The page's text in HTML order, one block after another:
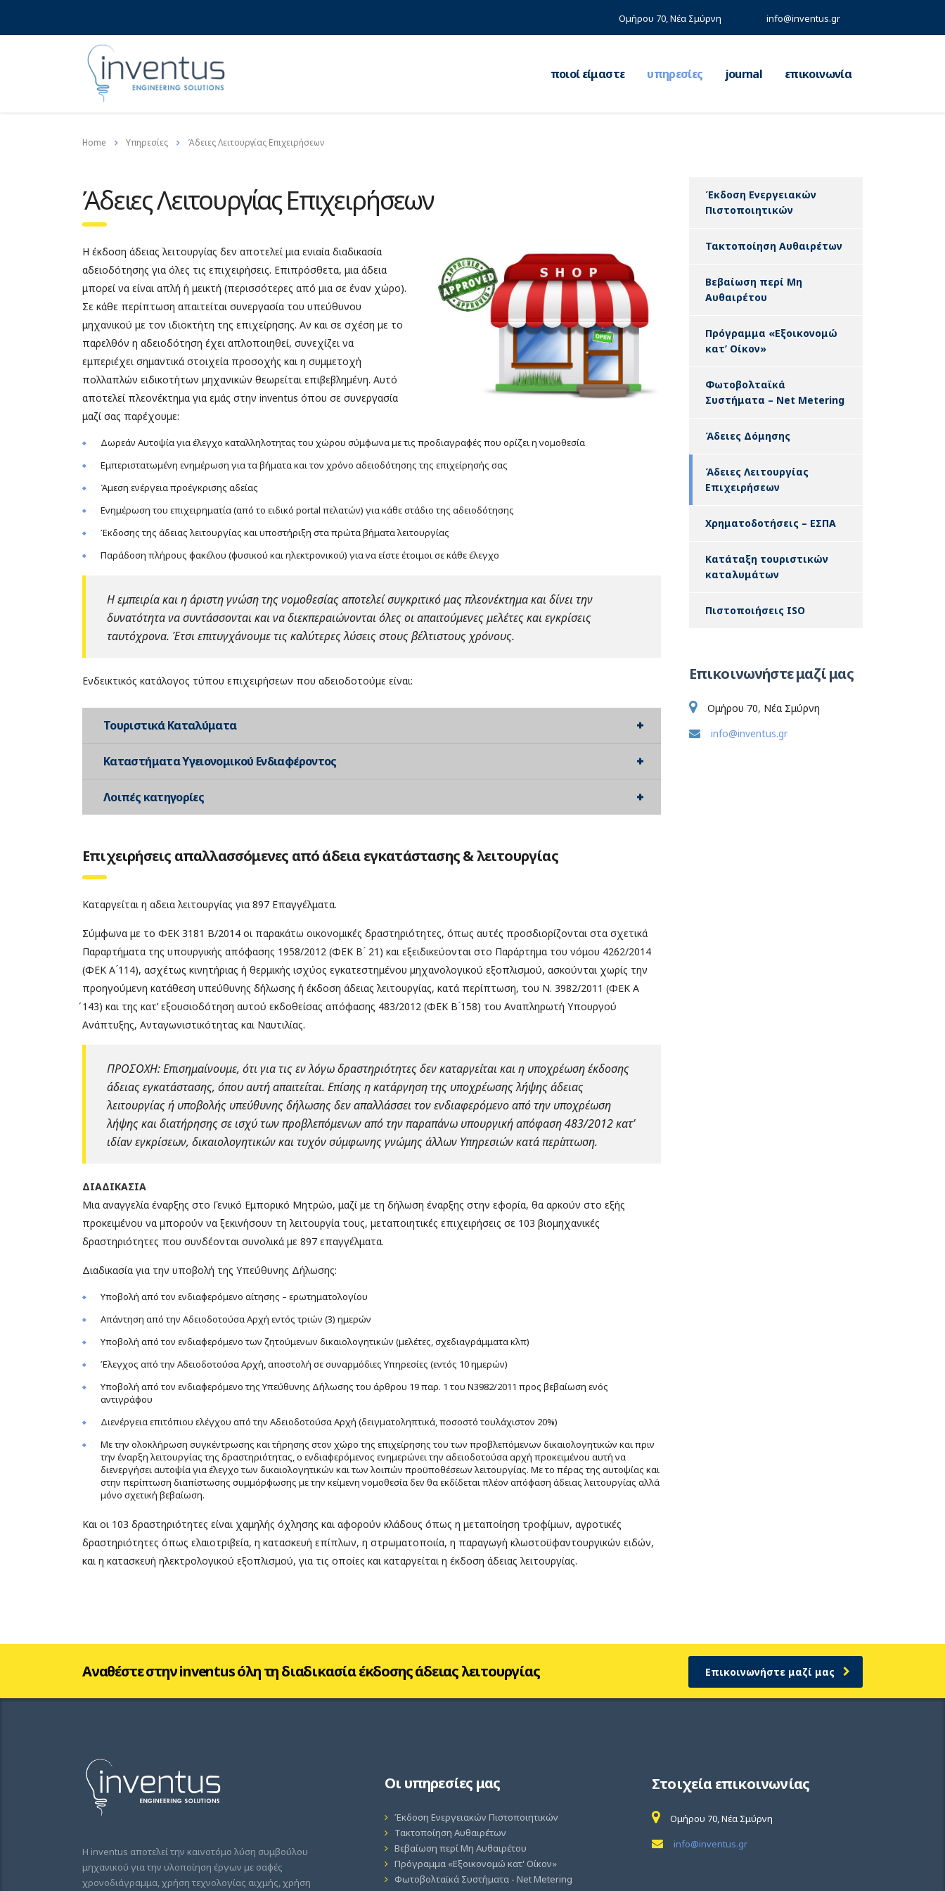
Ομήρου 70, Νέα Σμύρνη info@inventus.gr
ποιοί είμαστε υπηρεσίες journal επικοινωνία
Home Υπηρεσίες Άδειες Λειτουργίας Επιχειρήσεων
Άδειες Λειτουργίας Επιχειρήσεων
Η έκδοση άδειας λειτουργίας δεν αποτελεί μια ενιαία διαδικασία
αδειοδότησης για όλες τις επιχειρήσεις. Επιπρόσθετα, μια άδεια
μπορεί να είναι απλή ή μεικτή (περισσότερες από μια σε έναν χώρο).
Σε κάθε περίπτωση απαιτείται συνεργασία του υπεύθυνου
μηχανικού με τον ιδιοκτήτη της επιχείρησης. Αν και σε σχέση με το
παρελθόν η αδειοδότηση έχει απλοποιηθεί, συνεχίζει να
εμπεριέχει σημαντικά στοιχεία προσοχής και η συμμετοχή
πολλαπλών ειδικοτήτων μηχανικών θεωρείται επιβεβλημένη. Αυτό
αποτελεί πλεονέκτημα για εμάς στην inventus όπου σε συνεργασία
μαζί σας παρέχουμε:
Δωρεάν Αυτοψία για έλεγχο καταλληλοτητας του χώρου σύμφωνα με τις προδιαγραφές που ορίζει η νομοθεσία
Εμπεριστατωμένη ενημέρωση για τα βήματα και τον χρόνο αδειοδότησης της επιχείρησής σας
Άμεση ενέργεια προέγκρισης αδείας
Ενημέρωση του επιχειρηματία (από το ειδικό portal πελατών) για κάθε στάδιο της αδειοδότησης
Έκδοσης της άδειας λειτουργίας και υποστήριξη στα πρώτα βήματα λειτουργίας
Παράδοση πλήρους φακέλου (φυσικού και ηλεκτρονικού) για να είστε έτοιμοι σε κάθε έλεγχο
Η εμπειρία και η άριστη γνώση της νομοθεσίας αποτελεί συγκριτικό μας πλεονέκτημα και δίνει την
δυνατότητα να συντάσσονται και να διεκπεραιώνονται όλες οι απαιτούμενες μελέτες και εγκρίσεις
ταυτόχρονα. Έτσι επιτυγχάνουμε τις καλύτερες λύσεις στους βέλτιστους χρόνους.
Ενδεικτικός κατάλογος τύπου επιχειρήσεων που αδειοδοτούμε είναι:
Τουριστικά Καταλύματα
Καταστήματα Υγειονομικού Ενδιαφέροντος
Λοιπές κατηγορίες
Επιχειρήσεις απαλλασσόμενες από άδεια εγκατάστασης & λειτουργίας
Καταργείται η αδεια λειτουργίας για 897 Επαγγέλματα.
Σύμφωνα με το ΦΕΚ 3181 Β/2014 οι παρακάτω οικονομικές δραστηριότητες, όπως αυτές προσδιορίζονται στα σχετικά
Παραρτήματα της υπουργικής απόφασης 1958/2012 (ΦΕΚ Β ́ 21) και εξειδικεύονται στο Παράρτημα του νόμου 4262/2014
(ΦΕΚ Α ́114), ασχέτως κινητήριας ή θερμικής ισχύος εγκατεστημένου μηχανολογικού εξοπλισμού, ασκούνται χωρίς την
προηγούμενη κατάθεση υπεύθυνης δήλωσης ή έκδοση άδειας λειτουργίας, κατά περίπτωση, του Ν. 3982/2011 (ΦΕΚ Α
́143) και της κατ’ εξουσιοδότηση αυτού εκδοθείσας απόφασης 483/2012 (ΦΕΚ Β ́158) του Αναπληρωτή Υπουργού
Ανάπτυξης, Ανταγωνιστικότητας και Ναυτιλίας.
ΠΡΟΣΟΧΗ: Επισημαίνουμε, ότι για τις εν λόγω δραστηριότητες δεν καταργείται και η υποχρέωση έκδοσης
άδειας εγκατάστασης, όπου αυτή απαιτείται. Επίσης η κατάργηση της υποχρέωσης λήψης άδειας
λειτουργίας ή υποβολής υπεύθυνης δήλωσης δεν απαλλάσσει τον ενδιαφερόμενο από την υποχρέωση
λήψης και διατήρησης σε ισχύ των προβλεπόμενων από την παραπάνω υπουργική απόφαση 483/2012 κατ’
ιδίαν εγκρίσεων, δικαιολογητικών και τυχόν σύμφωνης γνώμης άλλων Υπηρεσιών κατά περίπτωση.
ΔΙΑΔΙΚΑΣΙΑ
Μια αναγγελία έναρξης στο Γενικό Εμπορικό Μητρώο, μαζί με τη δήλωση έναρξης στην εφορία, θα αρκούν στο εξής
προκειμένου να μπορούν να ξεκινήσουν τη λειτουργία τους, μεταποιητικές επιχειρήσεις σε 103 βιομηχανικές
δραστηριότητες που συνδέονται συνολικά με 897 επαγγέλματα.
Διαδικασία για την υποβολή της Υπεύθυνης Δήλωσης:
Υποβολή από τον ενδιαφερόμενο αίτησης – ερωτηματολογίου
Απάντηση από την Αδειοδοτούσα Αρχή εντός τριών (3) ημερών
Υποβολή από τον ενδιαφερόμενο των ζητούμενων δικαιολογητικών (μελέτες, σχεδιαγράμματα κλπ)
Έλεγχος από την Αδειοδοτούσα Αρχή, αποστολή σε συναρμόδιες Υπηρεσίες (εντός 10 ημερών)
Υποβολή από τον ενδιαφερόμενο της Υπεύθυνης Δήλωσης του άρθρου 19 παρ. 1 του Ν3982/2011 προς βεβαίωση ενός
αντιγράφου
Διενέργεια επιτόπιου ελέγχου από την Αδειοδοτούσα Αρχή (δειγματοληπτικά, ποσοστό τουλάχιστον 20%)
Με την ολοκλήρωση συγκέντρωσης και τήρησης στον χώρο της επιχείρησης του των προβλεπόμενων δικαιολογητικών και πριν
την έναρξη λειτουργίας της δραστηριότητας, ο ενδιαφερόμενος ενημερώνει την αδειοδοτούσα αρχή προκειμένου αυτή να
διενεργήσει αυτοψία για έλεγχο των δικαιολογητικών και των λοιπών προϋποθέσεων λειτουργίας. Με το πέρας της αυτοψίας και
στην περίπτωση διαπίστωσης συμμόρφωσης με την κείμενη νομοθεσία δεν θα εκδίδεται πλέον απόφαση άδειας λειτουργίας αλλά
μόνο σχετική βεβαίωση.
Και οι 103 δραστηριότητες είναι χαμηλής όχλησης και αφορούν κλάδους όπως η μεταποίηση τροφίμων, αγροτικές
δραστηριότητες όπως ελαιοτριβεία, η κατασκευή επίπλων, η στρωματοποιία, η παραγωγή κλωστοϋφαντουργικών ειδών,
και η κατασκευή ηλεκτρολογικού εξοπλισμού, για τις οποίες και καταργείται η έκδοση άδειας λειτουργίας.
Έκδοση Ενεργειακών
Πιστοποιητικών
Τακτοποίηση Αυθαιρέτων
Βεβαίωση περί Μη
Αυθαιρέτου
Πρόγραμμα «Εξοικονομώ
κατ’ Οίκον»
Φωτοβολταϊκά
Συστήματα – Net Metering
Άδειες Δόμησης
Άδειες Λειτουργίας
Επιχειρήσεων
Χρηματοδοτήσεις – ΕΣΠΑ
Κατάταξη τουριστικών
καταλυμάτων
Πιστοποιήσεις ISO
Επικοινωνήστε μαζί μας
Ομήρου 70, Νέα Σμύρνη
info@inventus.gr
Αναθέστε στην inventus όλη τη διαδικασία έκδοσης άδειας λειτουργίας Επικοινωνήστε μαζί μας
Η inventus αποτελεί την καινοτόμο λύση συμβούλου
μηχανικού για την υλοποίηση έργων με σαφές
χρονοδιάγραμμα, χρήση τεχνολογίας αιχμής, χρήση
Οι υπηρεσίες μας
Έκδοση Ενεργειακών Πιστοποιητικών
Τακτοποίηση Αυθαιρέτων
Βεβαίωση περί Μη Αυθαιρέτου
Πρόγραμμα «Εξοικονομώ κατ' Οίκον»
Φωτοβολταϊκά Συστήματα - Net Metering
Στοιχεία επικοινωνίας
Ομήρου 70, Νέα Σμύρνη
info@inventus.gr